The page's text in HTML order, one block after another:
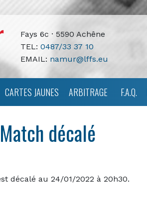
Fays 6c · 5590 Achêne
TEL: 0487/33 37 10
EMAIL: namur@lffs.eu
CARTES JAUNES ARBITRAGE F.A.Q.
décalé
décalé au 24/01/2022 à 20h30.